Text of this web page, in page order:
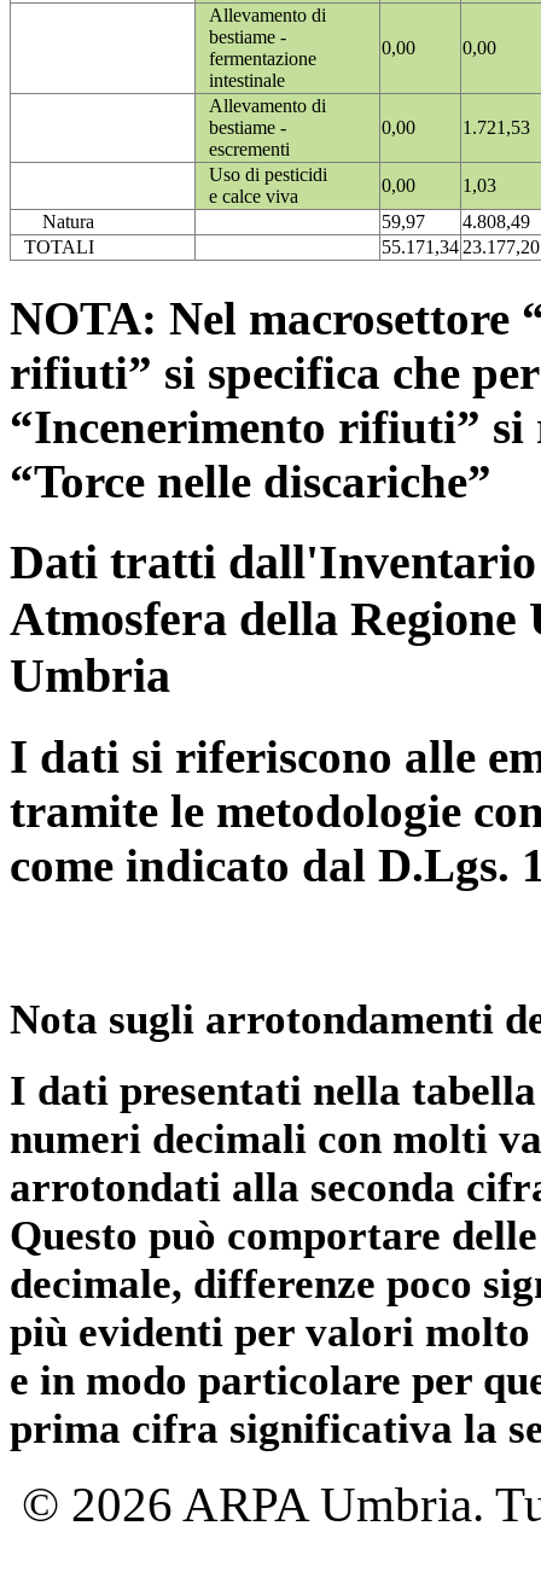
Allevamento di
bestiame -
fermentazione
intestinale
0,00 0,00
Allevamento di
bestiame -
escrementi
0,00 1.721,53
Uso di pesticidi
e calce viva
0,00
1,03
Natura
59,97
4.808,49
TOTALI
55.171,3423.177,20
NOTA: Nel macrosettore
rifiuti” si specifica che
“Incenerimento rifiuti”
“Torce nelle discariche”
Dati tratti dall'Inventario
Atmosfera della
Umbria
I dati si riferiscono alle
tramite le metodologie
come indicato dal D.Lgs.
Nota sugli arrotondamenti
I dati presentati nella
numeri decimali con molti
arrotondati alla seconda
Questo può comportare
decimale, differenze poco
più evidenti per valori
e in modo particolare per
prima cifra significativa la
© 2026 ARPA Umbria.